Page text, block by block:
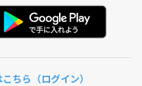
ちら（ログイン）